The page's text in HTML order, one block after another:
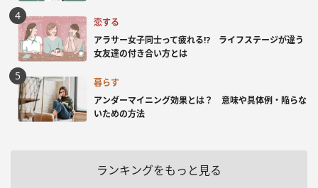
恋する
アラサー女子同士って疲れる⁉ ライフステージが違う
女友達の付き合い方とは
暮らす
アンダーマイニング効果とは？ 意味や具体例・陥らな
いための方法
ランキングをもっと見る